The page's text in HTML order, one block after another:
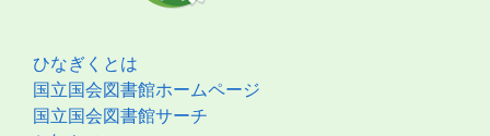
ひなぎくとは
国立国会図書館ホームページ
国立国会図書館サーチ